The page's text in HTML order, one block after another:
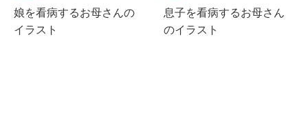
娘を看病するお母さんの
イラスト
息子を看病するお母さん
のイラスト